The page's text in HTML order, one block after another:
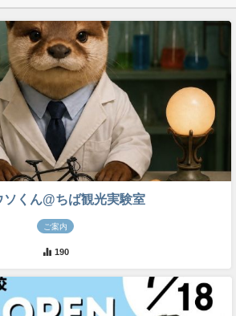
ソくん@ちば観光実験室
ご案内
190